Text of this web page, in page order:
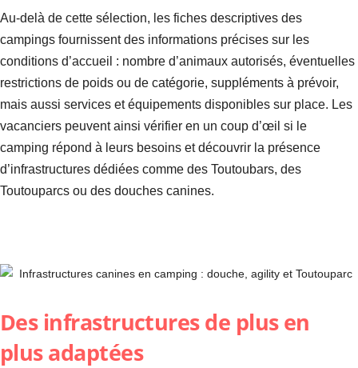
Au-delà de cette sélection, les fiches descriptives des
campings fournissent des informations précises sur les
conditions d’accueil : nombre d’animaux autorisés, éventuelles
restrictions de poids ou de catégorie, suppléments à prévoir,
mais aussi services et équipements disponibles sur place. Les
vacanciers peuvent ainsi vérifier en un coup d’œil si le
camping répond à leurs besoins et découvrir la présence
d’infrastructures dédiées comme des Toutoubars, des
Toutouparcs ou des douches canines.
Des infrastructures de plus en
plus adaptées